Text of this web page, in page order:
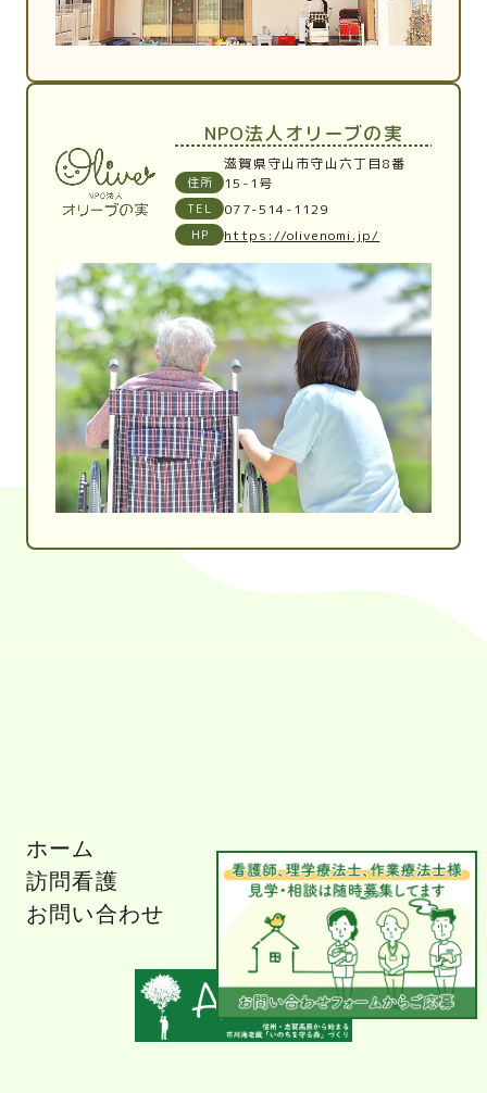
NPO法人オリーブの実
住所
滋賀県守山市守山六丁目8番
15-1号
TEL 077-514-1129
HP https://olivenomi.jp/
ホーム
訪問看護
お問い合わせ